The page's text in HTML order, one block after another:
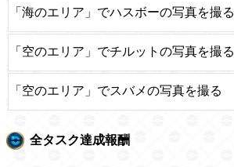
「海のエリア」でハスボーの写真を撮る
「空のエリア」でチルットの写真を撮る
「空のエリア」でスバメの写真を撮る
全タスク達成報酬